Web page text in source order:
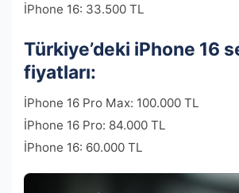
İPhone 16: 33.500 TL
Türkiye’deki iPhone 16
fiyatları:
İPhone 16 Pro Max: 100.000 TL
İPhone 16 Pro: 84.000 TL
İPhone 16: 60.000 TL